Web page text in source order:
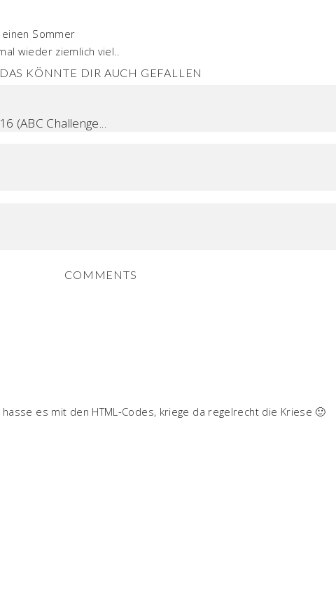
einen Sommer
wieder ziemlich viel..
DAS KÖNNTE DIR AUCH GEFALLEN
(ABC Challenge...
COMMENTS
es mit den HTML-Codes, kriege da regelrecht die Kriese 🙂